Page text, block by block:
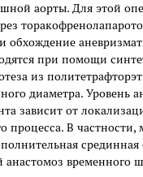
аорты. Для этой
обхождение
при помощи
из
диаметра. Уровень
зависит от
процесса. В частности,
срединная
временного